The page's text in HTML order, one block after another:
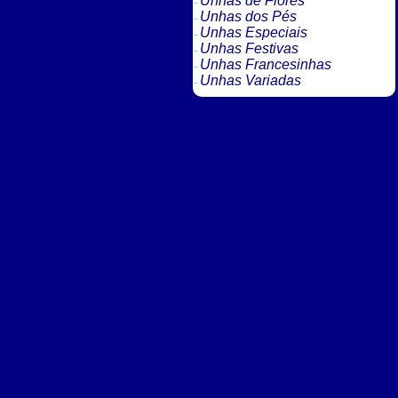
Unhas dos Pés
Unhas Especiais
Unhas Festivas
Unhas Francesinhas
Unhas Variadas